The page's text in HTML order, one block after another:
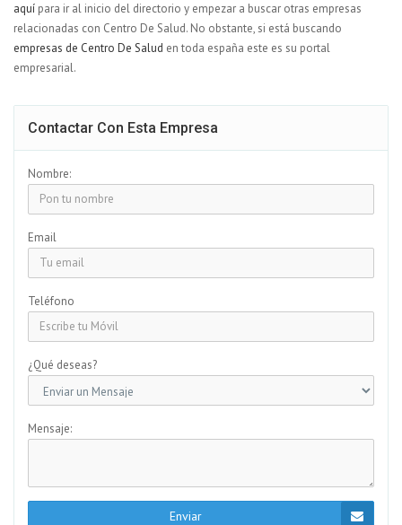
aquí para ir al inicio del directorio y empezar a buscar otras empresas
relacionadas con Centro De Salud. No obstante, si está buscando
empresas de Centro De Salud en toda españa este es su portal
empresarial.
Contactar Con Esta Empresa
Nombre:
Email
Teléfono
¿Qué deseas?
Mensaje:
Enviar